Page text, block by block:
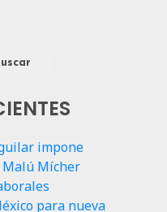
impone
Malú Mícher
para nueva